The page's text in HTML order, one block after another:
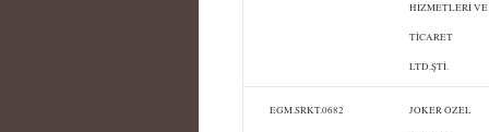
HİZMETLERİ VE
TİCARET
LTD.ŞTİ.
EGM.SRKT.0682 JOKER ÖZEL